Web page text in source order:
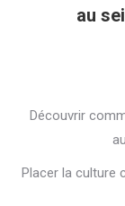
au
Découvrir
Placer la culture